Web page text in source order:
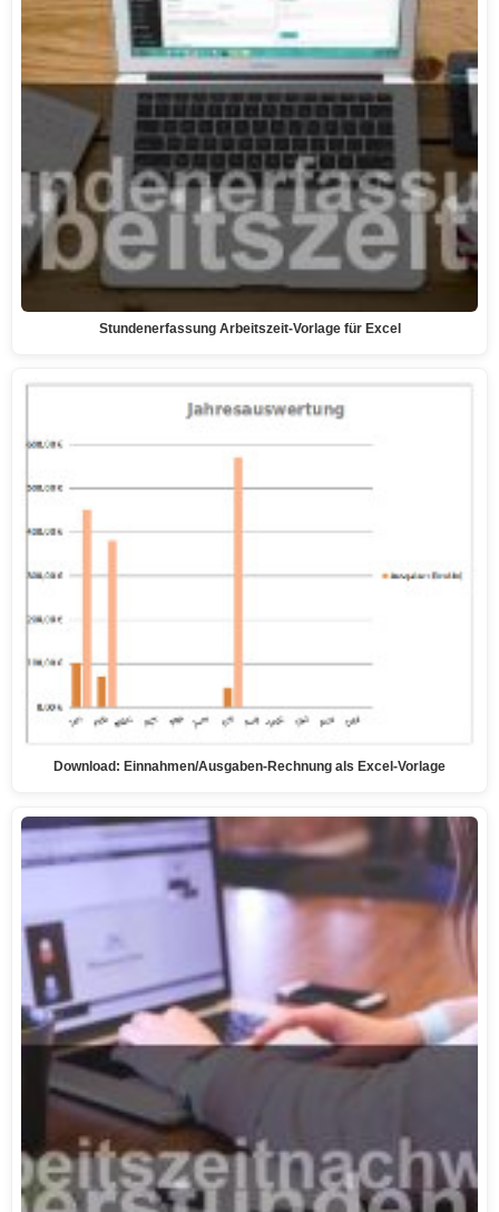
Stundenerfassung Arbeitszeit-Vorlage für Excel
Download: Einnahmen/Ausgaben-Rechnung als Excel-Vorlage